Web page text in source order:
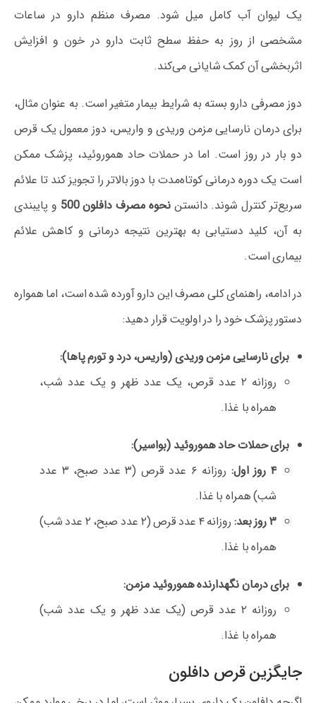
یک لیوان آب کامل میل شود. مصرف منظم دارو در ساعات
مشخصی از روز به حفظ سطح ثابت دارو در خون و افزایش
اثربخشی آن کمک شایانی می‌کند.
دوز مصرفی دارو بسته به شرایط بیمار متغیر است. به عنوان مثال،
برای درمان نارسایی مزمن وریدی و واریس، دوز معمول یک قرص
دو بار در روز است. اما در حملات حاد هموروئید، پزشک ممکن
است یک دوره درمانی کوتاه‌مدت با دوز بالاتر را تجویز کند تا علائم
سریع‌تر کنترل شوند. دانستننحوه مصرف دافلون 500
و پایبندی
به آن، کلید دستیابی به بهترین نتیجه درمانی و کاهش علائم
بیماری است.
در ادامه، راهنمای کلی مصرف این دارو آورده شده است، اما همواره
دستور پزشک خود را در اولویت قرار دهید:
برای نارسایی مزمن وریدی (واریس، درد و تورم پاها):
روزانه ۲ عدد قرص، یک عدد ظهر و یک عدد شب،
همراه با غذا.
برای حملات حاد هموروئید (بواسیر):
۴ روز اول:
روزانه ۶ عدد قرص (۳ عدد صبح، ۳ عدد
شب) همراه با غذا.
۳ روز بعد:
روزانه ۴ عدد قرص (۲ عدد صبح، ۲ عدد شب)
همراه با غذا.
برای درمان نگهدارنده هموروئید مزمن:
روزانه ۲ عدد قرص (یک عدد ظهر و یک عدد شب)
همراه با غذا.
جایگزین قرص دافلون